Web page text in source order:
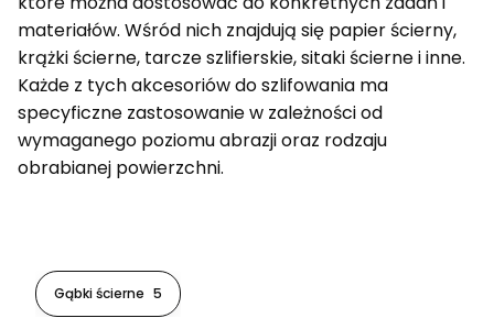
materiałów. Wśród nich znajdują się papier ścierny,
krążki ścierne, tarcze szlifierskie, sitaki ścierne i inne.
Każde z tych akcesoriów do szlifowania ma
specyficzne zastosowanie w zależności od
wymaganego poziomu abrazji oraz rodzaju
obrabianej powierzchni.
Gąbki ścierne 5